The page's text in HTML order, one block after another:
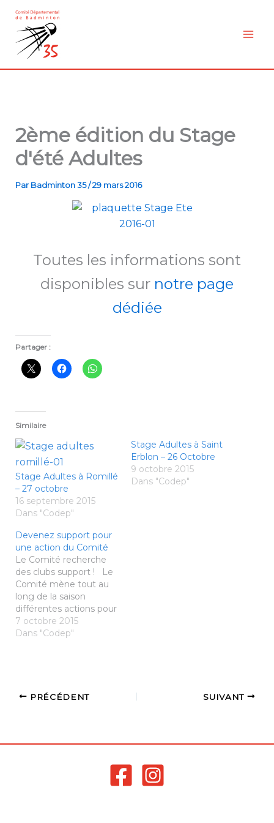
contenu
2ème édition du Stage
d'été Adultes
Par Badminton 35/29 mars 2016
Toutes les informations sont
disponibles sur notre page
dédiée
Partager :
Similaire
Stage Adultes à Romillé
– 27 octobre
16 septembre 2015
Dans "Codep"
Stage Adultes à Saint
Erblon – 26 Octobre
9 octobre 2015
Dans "Codep"
Devenez support pour
une action du Comité
Le Comité recherche
des clubs support ! Le
Comité mène tout au
long de la saison
différentes actions pour
lesquelles il est
nécessaire d'avoir un
2016 14 mai 2016 Page
7 octobre 2015
Dans "Codep"
PRÉCÉDENT SUIVANT